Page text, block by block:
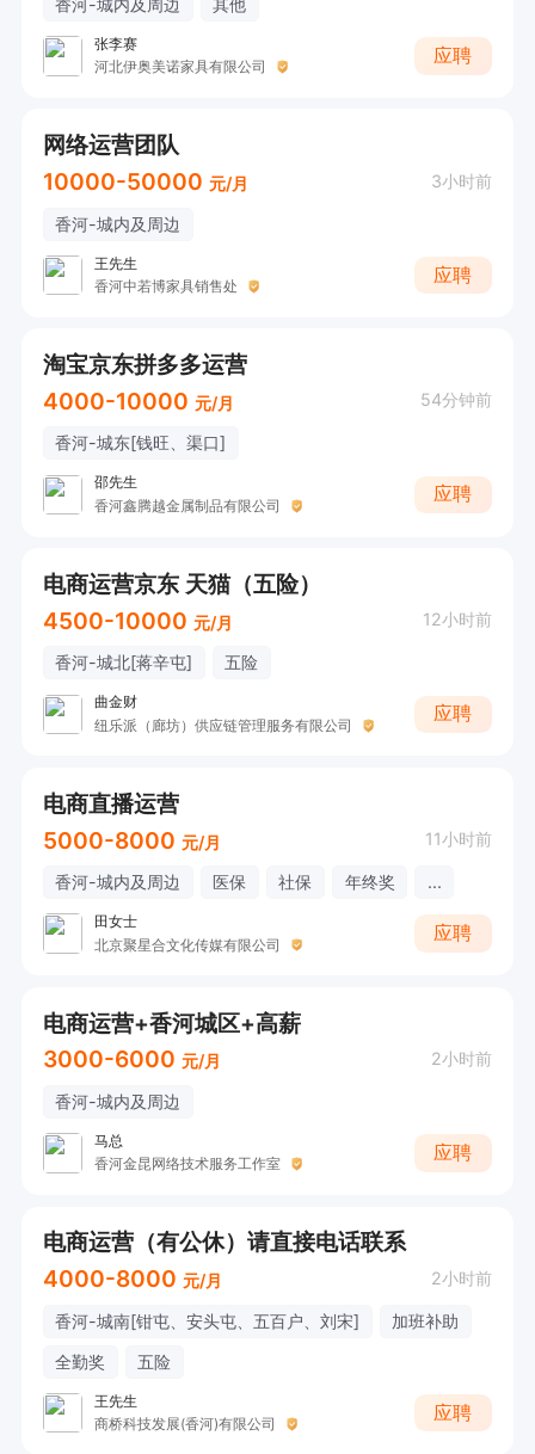
张李赛
河北伊奥美诺家具有限公司
应聘
网络运营团队
10000-50000 元/月 3小时前
香河-城内及周边
王先生
香河中若博家具销售处
应聘
淘宝京东拼多多运营
4000-10000 元/月 54分钟前
香河-城东[钱旺、渠口]
邵先生
香河鑫腾越金属制品有限公司
应聘
电商运营京东 天猫（五险）
4500-10000 元/月 12小时前
香河-城北[蒋辛屯] 五险
曲金财
纽乐派（廊坊）供应链管理服务有限公司
应聘
电商直播运营
5000-8000 元/月 11小时前
香河-城内及周边 医保 社保 年终奖 ...
田女士
北京聚星合文化传媒有限公司
应聘
电商运营+香河城区+高薪
3000-6000 元/月 2小时前
香河-城内及周边
马总
香河金昆网络技术服务工作室
应聘
电商运营（有公休）请直接电话联系
4000-8000 元/月 2小时前
香河-城南[钳屯、安头屯、五百户、刘宋]
加班补助
全勤奖
五险
王先生
商桥科技发展(香河)有限公司
应聘